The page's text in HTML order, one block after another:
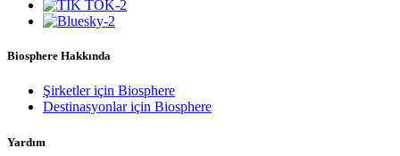
Biosphere Hakkında
Şirketler için Biosphere
Destinasyonlar için Biosphere
Yardım